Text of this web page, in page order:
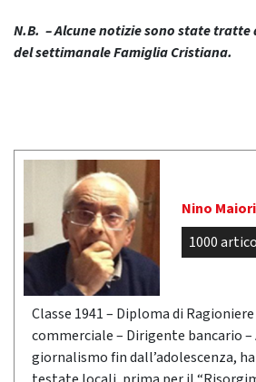
N.B. – Alcune notizie sono state
del settimanale Famiglia Cristiana.
Nino
1000
Classe 1941 – Diploma di
commerciale – Dirigente bancario
giornalismo fin dall’adolescenza,